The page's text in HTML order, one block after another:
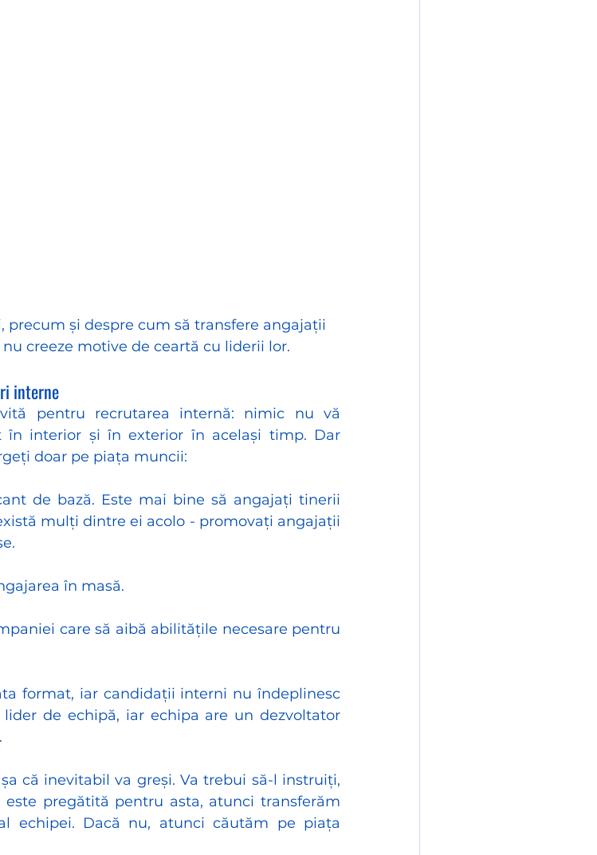
precum și despre cum să transfere angajații
creeze motive de ceartă cu liderii lor.
interne
pentru recrutarea internă: nimic nu vă
în interior și în exterior în același timp. Dar
doar pe piața muncii:
de bază. Este mai bine să angajați tinerii
mulți dintre ei acolo - promovați angajații
în masă.
care să aibă abilitățile necesare pentru
format, iar candidații interni nu îndeplinesc
de echipă, iar echipa are un dezvoltator
că inevitabil va greși. Va trebui să-l instruiți,
pregătită pentru asta, atunci transferăm
echipei. Dacă nu, atunci căutăm pe piața